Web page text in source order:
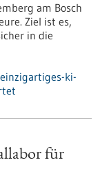
am Bosch
Ziel ist es,
in die
ki-
für